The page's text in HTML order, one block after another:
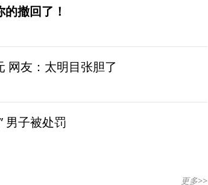
撤回了！
网友：太明目张胆了
男子被处罚
更多>>